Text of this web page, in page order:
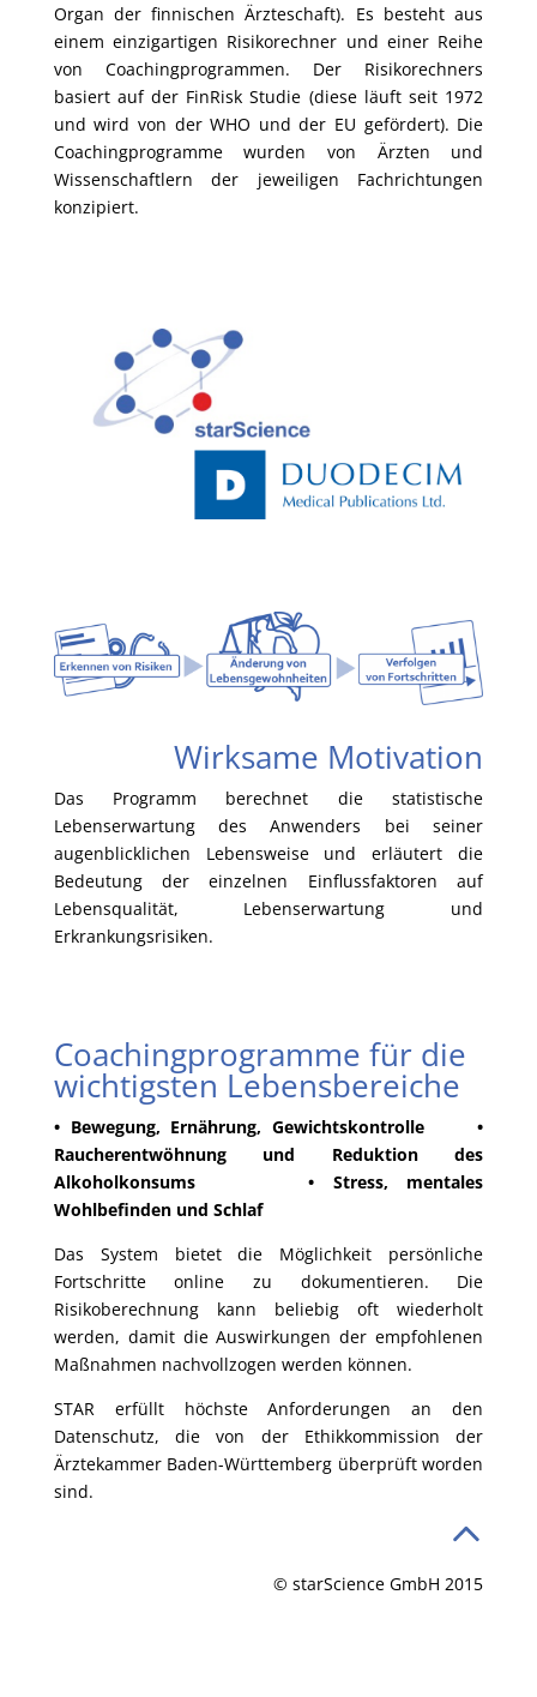
Organ der finnischen Ärzteschaft). Es besteht aus
einem einzigartigen Risikorechner und einer Reihe
von Coachingprogrammen. Der Risikorechners
basiert auf der FinRisk Studie (diese läuft seit 1972
und wird von der WHO und der EU gefördert). Die
Coachingprogramme wurden von Ärzten und
Wissenschaftlern der jeweiligen Fachrichtungen
konzipiert.
Wirksame Motivation
Das Programm berechnet die statistische
Lebenserwartung des Anwenders bei seiner
augenblicklichen Lebensweise und erläutert die
Bedeutung der einzelnen Einflussfaktoren auf
Lebensqualität, Lebenserwartung und
Erkrankungsrisiken.
Coachingprogramme für die
wichtigsten Lebensbereiche
• Bewegung, Ernährung, Gewichtskontrolle •
Raucherentwöhnung und Reduktion des
Alkoholkonsums • Stress, mentales
Wohlbefinden und Schlaf
Das System bietet die Möglichkeit persönliche
Fortschritte online zu dokumentieren. Die
Risikoberechnung kann beliebig oft wiederholt
werden, damit die Auswirkungen der empfohlenen
Maßnahmen nachvollzogen werden können.
STAR erfüllt höchste Anforderungen an den
Datenschutz, die von der Ethikkommission der
Ärztekammer Baden-Württemberg überprüft worden
sind.
© starScience GmbH 2015